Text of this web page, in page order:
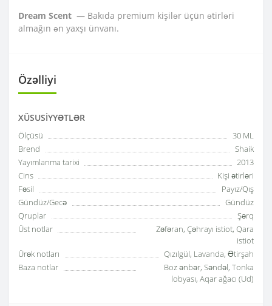
Dream Scent — Bakıda premium kişilər üçün ətirləri
almağın ən yaxşı ünvanı.
Özəlliyi
XÜSUSIYYƏTLƏR
Ölçüsü
30 ML
Brend
Shaik
Yayımlanma tarixi
2013
Cins
Kişi ətirləri
Fəsil
Payız/Qış
Gündüz/Gecə
Gündüz
Qruplar
Şərq
Üst notlar
Zəfəran, Çəhrayı istiot, Qara
istiot
Ürək notları
Qızılgül, Lavanda, Ətirşah
Baza notlar
Boz ənbər, Səndəl, Tonka
lobyası, Aqar ağacı (Ud)